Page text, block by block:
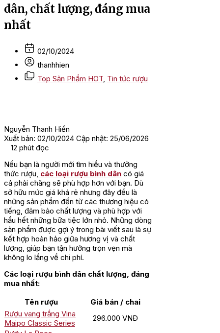
dân, chất lượng, đáng mua
nhất
02/10/2024
thanhhien
Top Sản Phẩm HOT, Tin tức rượu
Nguyễn Thanh Hiền
Xuất bản: 02/10/2024 Cập nhật: 25/06/2026
12 phút đọc
Nếu bạn là người mới tìm hiểu và thưởng
thức rượu, các loại rượu bình dân có giá
cả phải chăng sẽ phù hợp hơn với bạn. Dù
sở hữu mức giá khá rẻ nhưng đây đều là
những sản phẩm đến từ các thương hiệu có
tiếng, đảm bảo chất lượng và phù hợp với
hầu hết những bữa tiệc lớn nhỏ. Những dòng
sản phẩm được gợi ý trong bài viết sau là sự
kết hợp hoàn hảo giữa hương vị và chất
lượng, giúp bạn tận hưởng trọn vẹn mà
không lo lắng về chi phí.
Các loại rượu bình dân chất lượng, đáng
mua nhất:
Tên rượu
Giá bán / chai
Rượu vang trắng Vina
Maipo Classic Series
296.000 VNĐ